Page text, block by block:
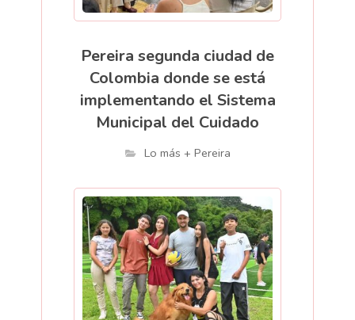
Pereira segunda ciudad de
Colombia donde se está
implementando el Sistema
Municipal del Cuidado
Lo más + Pereira